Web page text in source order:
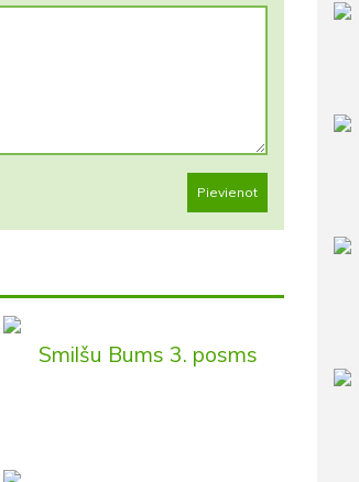
Pievienot
Smilšu Bums 3. posms